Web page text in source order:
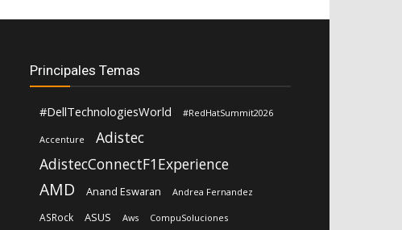
Principales Temas
#DellTechnologiesWorld #RedHatSummit2026
Accenture
Adistec
AdistecConnectF1Experience
AMD Anand Eswaran Andrea Fernandez
ASRock ASUS Aws CompuSoluciones